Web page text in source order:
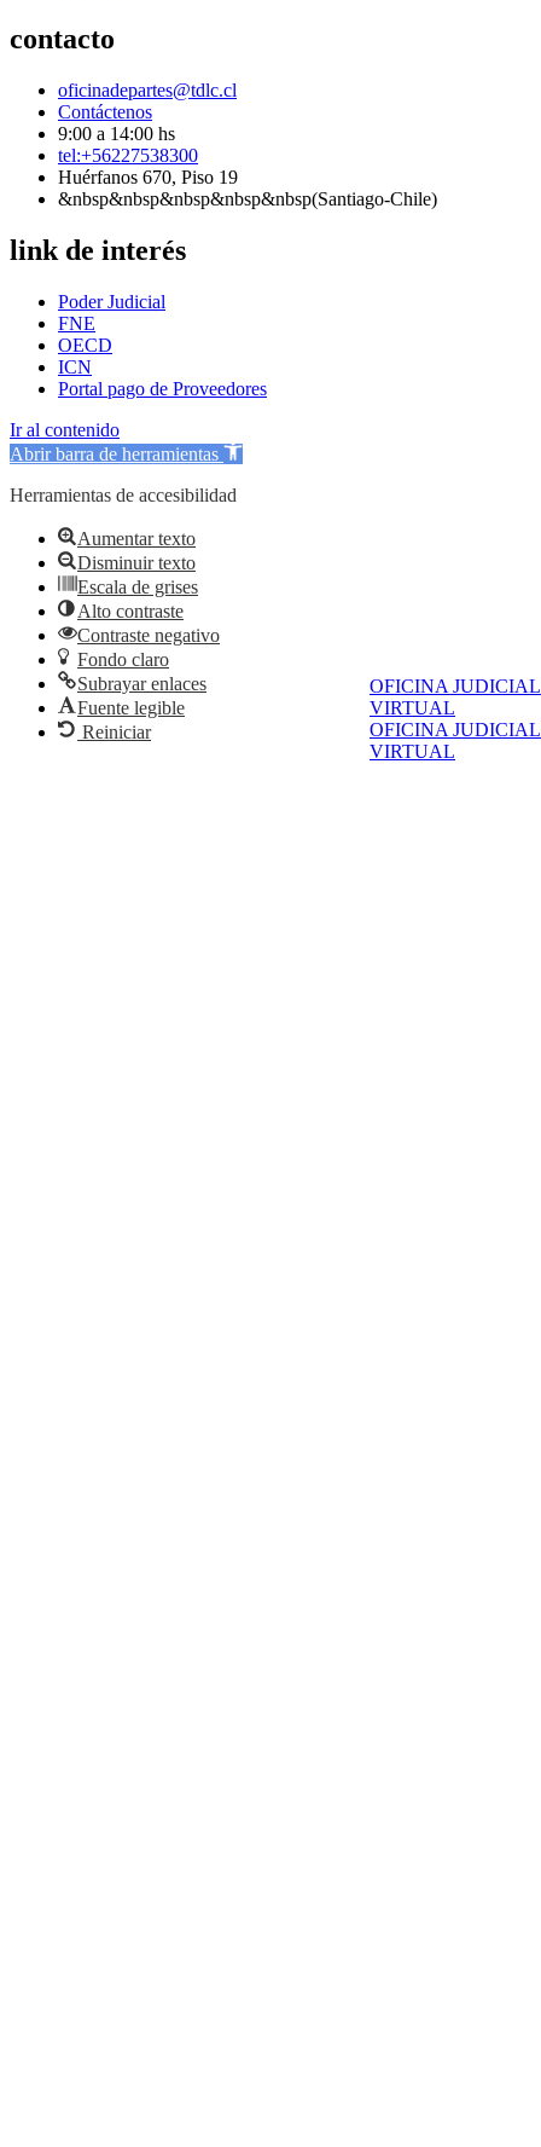
OFICINA JUDICIAL
VIRTUAL
OFICINA JUDICIAL
VIRTUAL
contacto
oficinadepartes@tdlc.cl
Contáctenos
9:00 a 14:00 hs
tel:+56227538300
Huérfanos 670, Piso 19
&nbsp&nbsp&nbsp&nbsp&nbsp(Santiago-Chile)
link de interés
Poder Judicial
FNE
OECD
ICN
Portal pago de Proveedores
Ir al contenido
Abrir barra de herramientas
Herramientas de accesibilidad
Aumentar texto
Disminuir texto
Escala de grises
Alto contraste
Contraste negativo
Fondo claro
Subrayar enlaces
Fuente legible
Reiniciar